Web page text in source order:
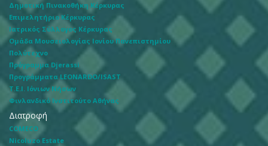
Δημοτική Πινακοθήκη Κέρκυρας
Επιμελητήριο Κέρκυρας
Ιατρικός Σύλλογος Κέρκυρας
Ομάδα Μουσειολογίας Ιονίου Πανεπιστημίου
Πολύτεχνο
Πρόγραμμα Djerassi
Προγράμματα LEONARDO/ISAST
Τ.Ε.Ι. Ιόνιων Νήσων
Φινλανδικό Ινστιτούτο Αθήνας
Διατροφή
COMECO
Nicoluzo Estate